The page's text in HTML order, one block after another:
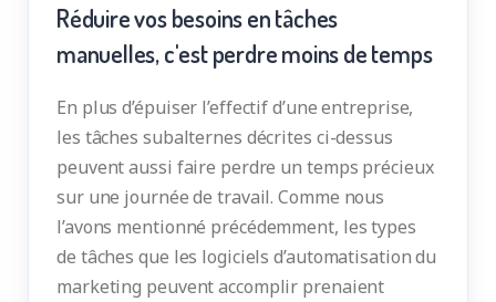
Réduire vos besoins en tâches
manuelles, c'est perdre moins de temps
En plus d’épuiser l’effectif d’une entreprise,
les tâches subalternes décrites ci-dessus
peuvent aussi faire perdre un temps précieux
sur une journée de travail. Comme nous
l’avons mentionné précédemment, les types
de tâches que les logiciels d’automatisation du
marketing peuvent accomplir prenaient